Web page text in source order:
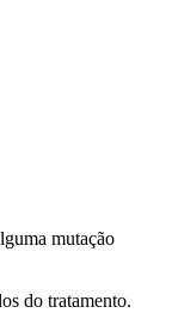
mutação
do tratamento.